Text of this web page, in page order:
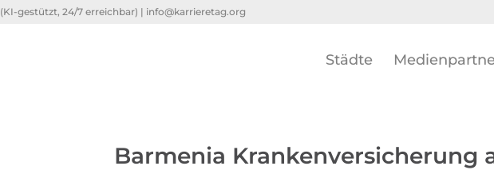
(KI-gestützt, 24/7 erreichbar) | info@karrieretag.org
Städte
Barmenia Krankenversicherung